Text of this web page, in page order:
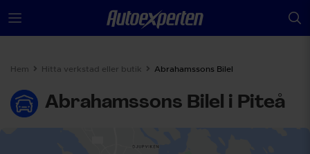
Hem Hitta verkstad eller butik Abrahamssons Bilel
Abrahamssons Bilel i Piteå